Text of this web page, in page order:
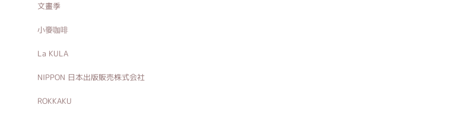
文畫季
小麥咖啡
La KULA
NIPPON 日本出版販売株式会社
ROKKAKU